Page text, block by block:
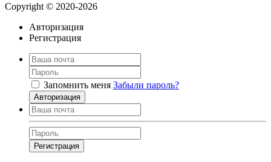
Copyright © 2020-2026
Авторизация
Регистрация
Запомнить меня Забыли пароль?
Авторизация
Регистрация